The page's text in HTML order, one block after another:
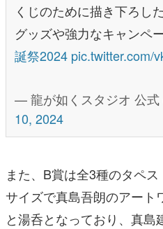
くじのために描き下ろし
グッズや強力なキャンペ
誕祭2024 pic.twitter.com/
— 龍が如くスタジオ 公式
10, 2024
また、B賞は全3種のタペ
サイズで真島吾朗のアート
と湯呑となっており、真